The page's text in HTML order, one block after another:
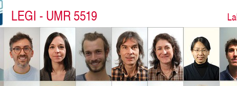
LEGI - UMR 5519